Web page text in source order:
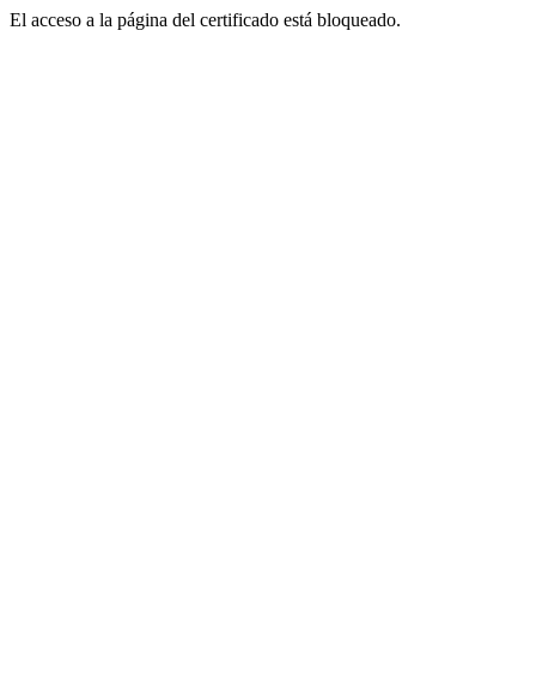
El acceso a la página del certificado está bloqueado.